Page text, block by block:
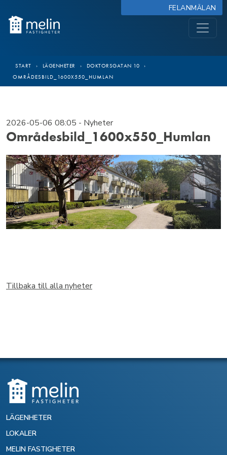
FELANMÄLAN
START › LÄGENHETER › DOKTORSGATAN 10
›
OMRÅDESBILD_1600X550_HUMLAN
2026-05-06 08:05 - Nyheter
Områdesbild_1600x550_Humlan
Tillbaka till alla nyheter
LÄGENHETER
LOKALER
MELIN FASTIGHETER